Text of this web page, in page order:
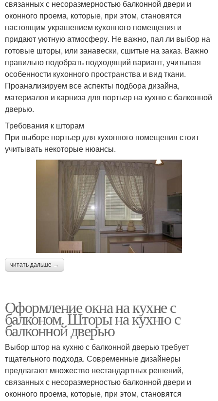
связанных с несоразмерностью балконной двери и
оконного проема, которые, при этом, становятся
настоящим украшением кухонного помещения и
придают уютную атмосферу. Не важно, пал ли выбор на
готовые шторы, или занавески, сшитые на заказ. Важно
правильно подобрать подходящий вариант, учитывая
особенности кухонного пространства и вид ткани.
Проанализируем все аспекты подбора дизайна,
материалов и карниза для портьер на кухню с балконной
дверью.
Требования к шторам
При выборе портьер для кухонного помещения стоит
учитывать некоторые нюансы.
читать дальше →
Оформление окна на кухне с
балконом. Шторы на кухню с
балконной дверью
Выбор штор на кухню с балконной дверью требует
тщательного подхода. Современные дизайнеры
предлагают множество нестандартных решений,
связанных с несоразмерностью балконной двери и
оконного проема, которые, при этом, становятся